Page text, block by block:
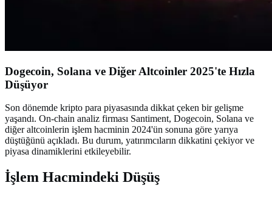
Dogecoin, Solana ve Diğer Altcoinler 2025'te Hızla
Düşüyor
Son dönemde kripto para piyasasında dikkat çeken bir gelişme
yaşandı. On-chain analiz firması Santiment, Dogecoin, Solana ve
diğer altcoinlerin işlem hacminin 2024'ün sonuna göre yarıya
düştüğünü açıkladı. Bu durum, yatırımcıların dikkatini çekiyor ve
piyasa dinamiklerini etkileyebilir.
İşlem Hacmindeki Düşüş